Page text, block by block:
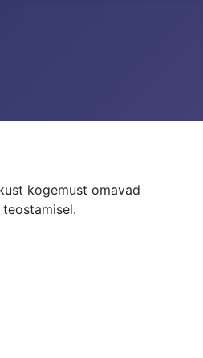
kogemust omavad